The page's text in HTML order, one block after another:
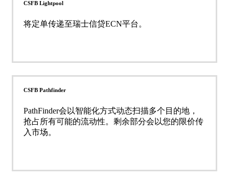
CSFB Lightpool
将定单传递至瑞士信贷ECN平台。
CSFB Pathfinder
PathFinder会以智能化方式动态扫描多个目的地，
抢占所有可能的流动性。剩余部分会以您的限价传
入市场。